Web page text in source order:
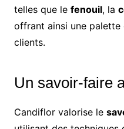
telles que le fenouil, la
offrant ainsi une palette
clients.
Un savoir-faire
Candiflor valorise le